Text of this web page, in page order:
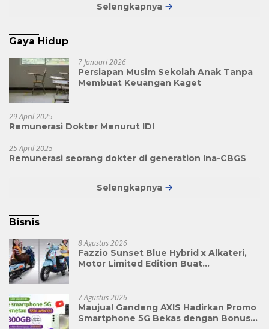
Selengkapnya
Gaya Hidup
7 Januari 2026
Persiapan Musim Sekolah Anak Tanpa
Membuat Keuangan Kaget
29 April 2025
Remunerasi Dokter Menurut IDI
25 April 2025
Remunerasi seorang dokter di generation Ina-CBGS
Selengkapnya
Bisnis
8 Agustus 2026
Fazzio Sunset Blue Hybrid x Alkateri,
Motor Limited Edition Buat
7 Agustus 2026
Maujual Gandeng AXIS Hadirkan Promo
Smartphone 5G Bekas dengan Bonus